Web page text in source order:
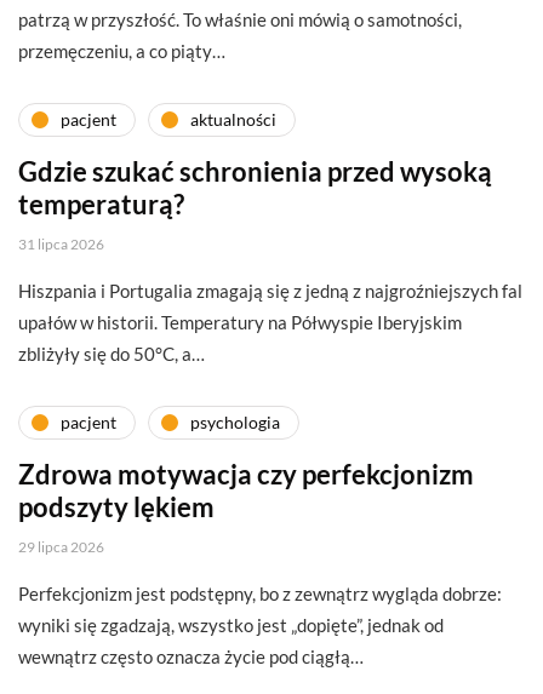
patrzą w przyszłość. To właśnie oni mówią o samotności,
przemęczeniu, a co piąty…
pacjent aktualności
Gdzie szukać schronienia przed wysoką
temperaturą?
31 lipca 2026
Hiszpania i Portugalia zmagają się z jedną z najgroźniejszych fal
upałów w historii. Temperatury na Półwyspie Iberyjskim
zbliżyły się do 50°C, a…
pacjent psychologia
Zdrowa motywacja czy perfekcjonizm
podszyty lękiem
29 lipca 2026
Perfekcjonizm jest podstępny, bo z zewnątrz wygląda dobrze:
wyniki się zgadzają, wszystko jest „dopięte”, jednak od
wewnątrz często oznacza życie pod ciągłą…